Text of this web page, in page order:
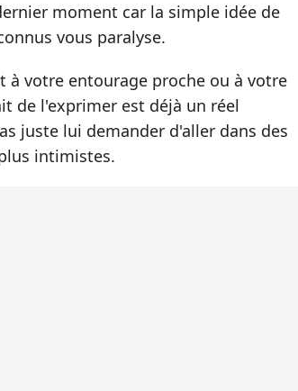
moment car la simple idée de
vous paralyse.
à votre entourage proche ou à votre
de l'exprimer est déjà un réel
juste lui demander d'aller dans des
intimistes.